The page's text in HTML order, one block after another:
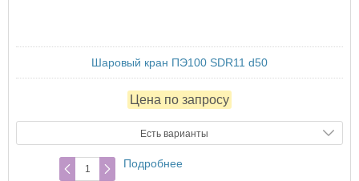
Шаровый кран ПЭ100 SDR11 d50
Цена по запросу
Есть варианты
Подробнее